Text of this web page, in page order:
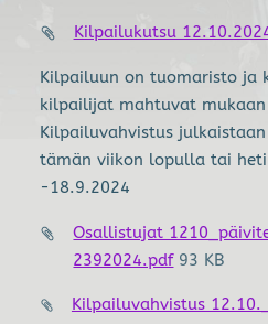
Kilpailukutsu
Kilpailuun on tuomaristo ja
kilpailijat mahtuvat
Kilpailuvahvistus
tämän viikon lopulla tai heti
-18.9.2024
Osallistujat
2392024.pdf 93 KB
Kilpailuvahvistus